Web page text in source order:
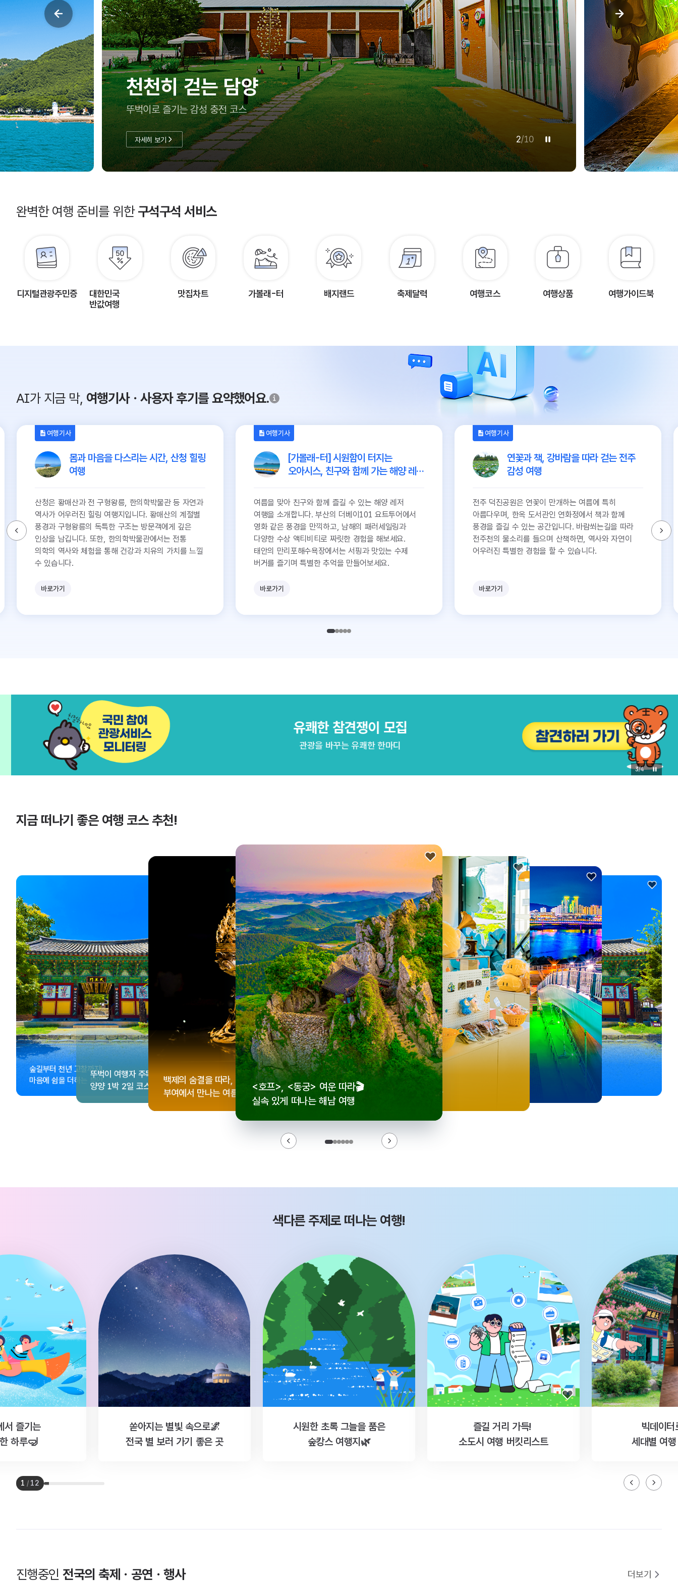
여름방학, 아이랑 어디 가지?
충남투어패스로 실속 있게 즐기는 태안 여행
자세히 보기 3/10
완벽한 여행 준비를 위한구석구석 서비스
디지털관광주민증
대한민국
반값여행
맛집차트 가볼래-터 배지랜드 축제달력 여행코스 여행상품 여행가이드북
AI가 지금 막, 여행기사ㆍ사용자 후기를 요약했어요.
여행기사
몸과 마음을 다스리는 시간, 산청 힐링
여행
산청은 황매산과 전 구형왕릉, 한의학박물관 등 자연과
역사가 어우러진 힐링 여행지입니다. 황매산의 계절별
풍경과 구형왕릉의 독특한 구조는 방문객에게 깊은
인상을 남깁니다. 또한, 한의학박물관에서는 전통
의학의 역사와 체험을 통해 건강과 치유의 가치를 느낄
수 있습니다.
바로가기
여행기사
[가볼래-터] 시원함이 터지는
오아시스, 친구와 함께 가는 해양 레저
여름을 맞아 친구와 함께 즐길 수 있는 해양 레저
여행을 소개합니다. 부산의 더베이101 요트투어에서
영화 같은 풍경을 만끽하고, 남해의 패러세일링과
다양한 수상 액티비티로 짜릿한 경험을 해보세요.
태안의 만리포해수욕장에서는 서핑과 맛있는 수제
버거를 즐기며 특별한 추억을 만들어보세요.
바로가기
여행기사
연꽃과 책, 강바람을 따라 걷는 전주
감성 여행
전주 덕진공원은 연꽃이 만개하는 여름에 특히
아름다우며, 한옥 도서관인 연화정에서 책과 함께
풍경을 즐길 수 있는 공간입니다. 바람쐬는길을 따라
전주천의 물소리를 들으며 산책하면, 역사와 자연이
어우러진 특별한 경험을 할 수 있습니다.
바로가기
유쾌한 참견쟁이 모집
관광을 바꾸는 유쾌한 한마디
3/4
지금 떠나기 좋은 여행 코스 추천!
<동궁> 여운 따라🎬
떠나는 해남 여행
수집!
기념품숍 3곳⭐
더 재미있어지는숲길부터 천년 고찰까지!
마음에 쉼을 더하는 부안
뚜벅이 여행자 주목🚶
양양 1박 2일 코스
백제의 숨결을 따라,
부여에서 만나는 여름
<호프>, <동궁> 여운 따라🎬
실속 있게 떠나는 해남 여행
로컬 감성 수집!
전국 로컬 기념품숍 3곳⭐
우리말이 더 재미있어지는숲길부터 천년 고찰까지!뚜벅이 여행자 주목🚶
양양 1박 2일 코스
백제의 숨결을 따라,
부여에서 만나는 여름
<호프>, <동궁> 여운 따라🎬
실속 있게 떠나는 해남 여행
로컬 감성 수집!
전국 로컬 기념품숍 3곳⭐
우리말이 더 재미있어지는
세종 한글 여행
숲길부터 천년 고찰까지!
마음에 쉼을 더하는 부안
뚜벅이 여행자 주목🚶
양양 1박 2일 코스
백제의 숨결을 따라,
부여에서 만나는 여름
색다른 주제로 떠나는 여행!
서 즐기는
하루🤿
쏟아지는 별빛 속으로🌌
전국 별 보러 가기 좋은 곳
시원한 초록 그늘을 품은
숲캉스 여행지🌿
즐길 거리 가득!
소도시 여행 버킷리스트
빅데이터
세대별 여
1 / 12
진행중인전국의 축제ㆍ공연ㆍ행사 더보기